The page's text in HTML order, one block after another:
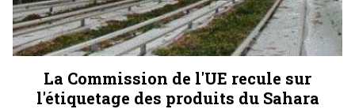
La Commission de l'UE recule sur
l'étiquetage des produits du Sahara